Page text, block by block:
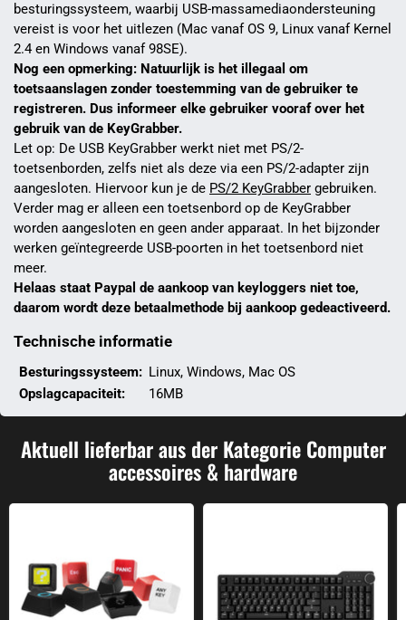
besturingssysteem, waarbij USB-massamediaondersteuning
vereist is voor het uitlezen (Mac vanaf OS 9, Linux vanaf Kernel
2.4 en Windows vanaf 98SE).
Nog een opmerking: Natuurlijk is het illegaal om
toetsaanslagen zonder toestemming van de gebruiker te
registreren. Dus informeer elke gebruiker vooraf over het
gebruik van de KeyGrabber.
Let op: De USB KeyGrabber werkt niet met PS/2-
toetsenborden, zelfs niet als deze via een PS/2-adapter zijn
aangesloten. Hiervoor kun je de PS/2 KeyGrabber gebruiken.
Verder mag er alleen een toetsenbord op de KeyGrabber
worden aangesloten en geen ander apparaat. In het bijzonder
werken geïntegreerde USB-poorten in het toetsenbord niet
meer.
Helaas staat Paypal de aankoop van keyloggers niet toe,
daarom wordt deze betaalmethode bij aankoop gedeactiveerd.
Technische informatie
Besturingssysteem: Linux, Windows, Mac OS
Opslagcapaciteit:
16MB
Aktuell lieferbar aus der Kategorie Computer
accessoires & hardware